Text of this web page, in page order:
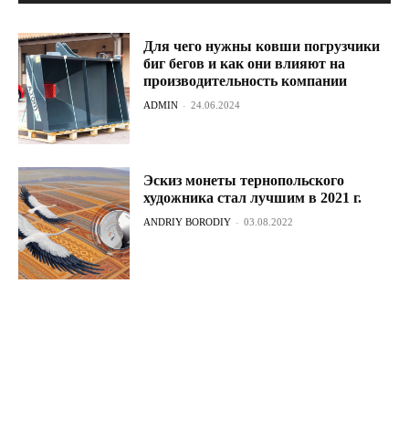
Для чего нужны ковши погрузчики
биг бегов и как они влияют на
производительность компании
ADMIN - 24.06.2024
Эскиз монеты тернопольского
художника стал лучшим в 2021 г.
ANDRIY BORODIY - 03.08.2022